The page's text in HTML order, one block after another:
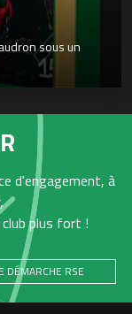
sous un
d'engagement, à
plus fort !
DÉMARCHE RSE